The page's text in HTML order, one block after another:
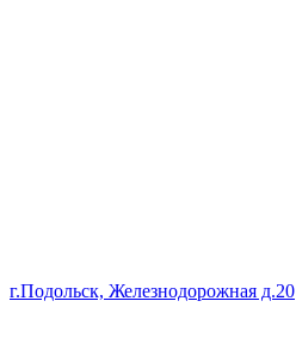
г.Подольск, Железнодорожная д.20